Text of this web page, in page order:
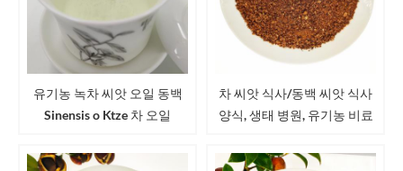
유기농 녹차 씨앗 오일 동백
Sinensis o Ktze 차 오일
차 씨앗 식사/동백 씨앗 식사
양식, 생태 병원, 유기농 비료
japonica